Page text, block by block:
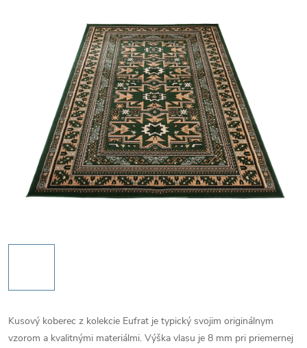
Kusový koberec z kolekcie Eufrat je typický svojim originálnym
vzorom a kvalitnými materiálmi. Výška vlasu je 8 mm pri priemernej